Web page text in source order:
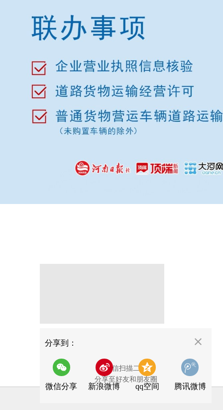
分享到：
微信分享
用微信扫描二维码
分享至好友和朋友圈
新浪微博 qq空间 腾讯微博